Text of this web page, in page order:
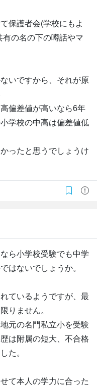
保護者会(学校にもよ
有の名の下の噂話やマ
いですから、それが原
偏差値が高いなら6年
学校の中高は偏差値低
ったと思うでしょうけ
ら小学校受験でも中学
はないでしょうか。
ているようですが、最
りません。
元の名門私立小を受験
は附属の短大、不合格
た。
て本人の学力に合った